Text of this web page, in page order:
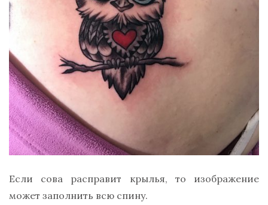
Если сова расправит крылья, то изображение
может заполнить всю спину.